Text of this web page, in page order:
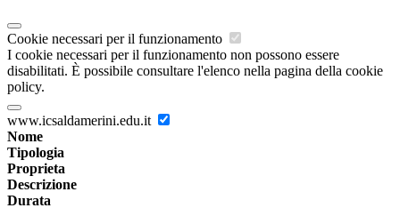
Cookie necessari per il funzionamento
I cookie necessari per il funzionamento non possono essere
disabilitati. È possibile consultare l'elenco nella pagina della cookie
policy.
www.icsaldamerini.edu.it
Nome
Tipologia
Proprieta
Descrizione
Durata